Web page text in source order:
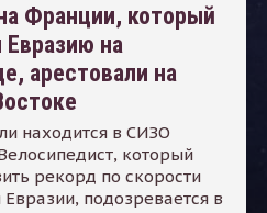
Франции, который
Евразию на
арестовали на
находится в СИЗО
который
рекорд по скорости
Евразии, подозревается в